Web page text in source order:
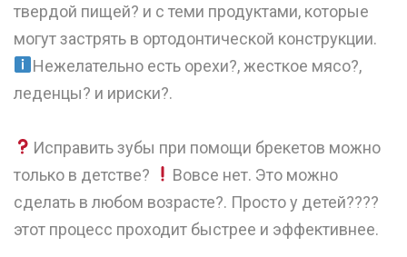
твердой пищей? и с теми продуктами, которые
могут застрять в ортодонтической конструкции.
Нежелательно есть орехи?, жесткое мясо?,
леденцы? и ириски?.
Исправить зубы при помощи брекетов можно
только в детстве?
Вовсе нет. Это можно
сделать в любом возрасте?. Просто у детей????
этот процесс проходит быстрее и эффективнее.